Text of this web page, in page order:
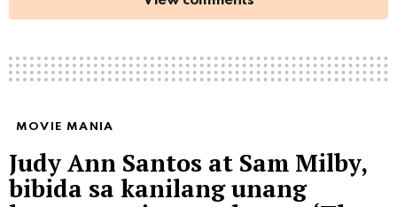
MOVIE MANIA
Judy Ann Santos at Sam Milby,
bibida sa kanilang unang